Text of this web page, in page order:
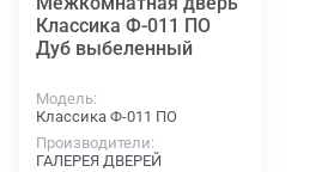
Классика Ф-011 ПО
Дуб выбеленный
Модель
Классика Ф-011 ПО
Производители
ГАЛЕРЕЯ ДВЕРЕЙ